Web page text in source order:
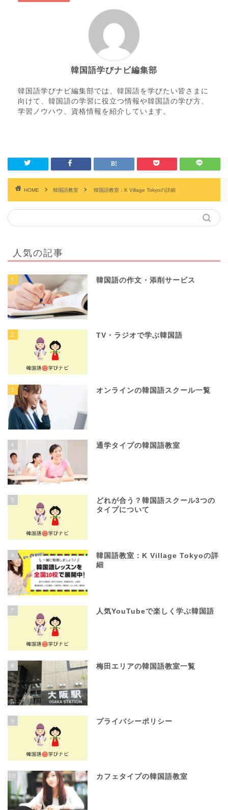
韓国語学びナビ編集部
韓国語学びナビ編集部では、韓国語を学びたい皆さまに
向けて、韓国語の学習に役立つ情報や韓国語の学び方、
学習ノウハウ、資格情報を紹介しています。
HOME 韓国語教室 韓国語教室：K Village Tokyoの詳細
人気の記事
1 韓国語の作文・添削サービス
2 TV・ラジオで学ぶ韓国語
3 オンラインの韓国語スクール一覧
4 通学タイプの韓国語教室
5
どれが合う？韓国語スクール3つの
タイプについて
6
韓国語教室：K Village Tokyoの詳
細
7 人気YouTubeで楽しく学ぶ韓国語
8 梅田エリアの韓国語教室一覧
9 プライバシーポリシー
10 カフェタイプの韓国語教室